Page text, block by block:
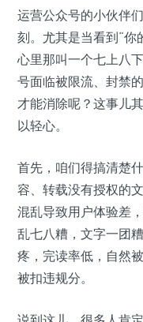
运营公众号的小伙伴
刻。尤其是当看到“你
心里那叫一个七上八
号面临被限流、封禁
才能消除呢？这事儿
以轻心。
首先，咱们得搞清楚
容、转载没有授权的
混乱导致用户体验差
乱七八糟，文字一团
疼，完读率低，自然
被扣违规分。